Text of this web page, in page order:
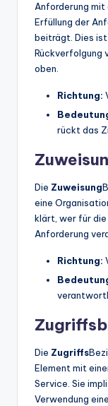
Anforderung mit
Erfüllung der
beiträgt. Dies ist
Rückverfolgung
oben.
Richtung:
rückt das
Die Zuweisung
eine
klärt, wer für die
Anforderung
Richtung:
Die Zugriffs
Element mit
Service. Sie
Verwendung